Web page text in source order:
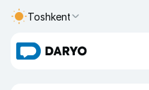
Toshkent